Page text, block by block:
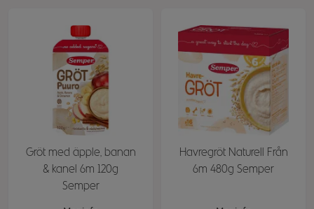
Gröt med äpple, banan
& kanel 6m 120g
Semper
Havregröt Naturell Från
6m 480g Semper